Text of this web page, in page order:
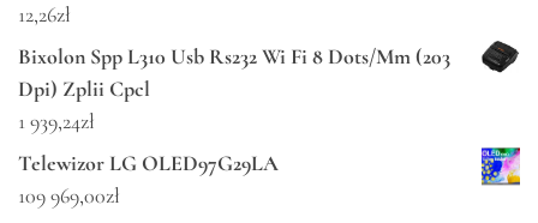
12,26zł
Bixolon Spp L310 Usb Rs232 Wi Fi 8 Dots/Mm (203
Dpi) Zplii Cpcl
1 939,24zł
Telewizor LG OLED97G29LA
109 969,00zł